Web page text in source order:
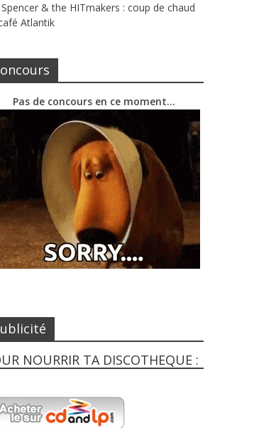
Spencer & the HITmakers : coup de chaud
Atlantik
Pas de concours en ce moment…
NOURRIR TA DISCOTHEQUE :